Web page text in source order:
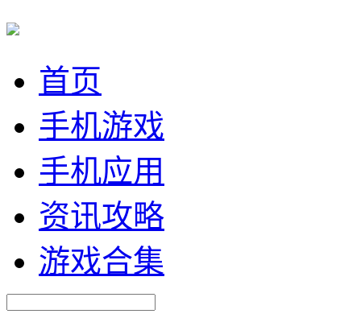
首页
手机游戏
手机应用
资讯攻略
游戏合集